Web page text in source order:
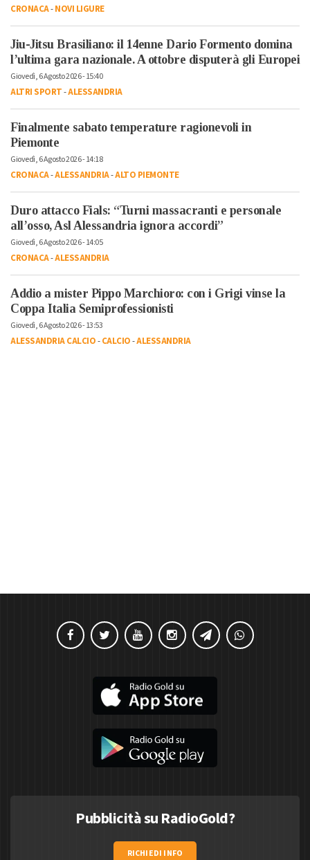
CRONACA-NOVI LIGURE
Jiu-Jitsu Brasiliano: il 14enne Dario Formento domina
l’ultima gara nazionale. A ottobre disputerà gli Europei
Giovedì, 6 Agosto 2026 - 15:40
ALTRI SPORT-ALESSANDRIA
Finalmente sabato temperature ragionevoli in
Piemonte
Giovedì, 6 Agosto 2026 - 14:18
CRONACA-ALESSANDRIA-ALTO PIEMONTE
Duro attacco Fials: “Turni massacranti e personale
all’osso, Asl Alessandria ignora accordi”
Giovedì, 6 Agosto 2026 - 14:05
CRONACA-ALESSANDRIA
Addio a mister Pippo Marchioro: con i Grigi vinse la
Coppa Italia Semiprofessionisti
Giovedì, 6 Agosto 2026 - 13:53
ALESSANDRIA CALCIO-CALCIO-ALESSANDRIA
Pubblicità su RadioGold?
RICHIEDI INFO